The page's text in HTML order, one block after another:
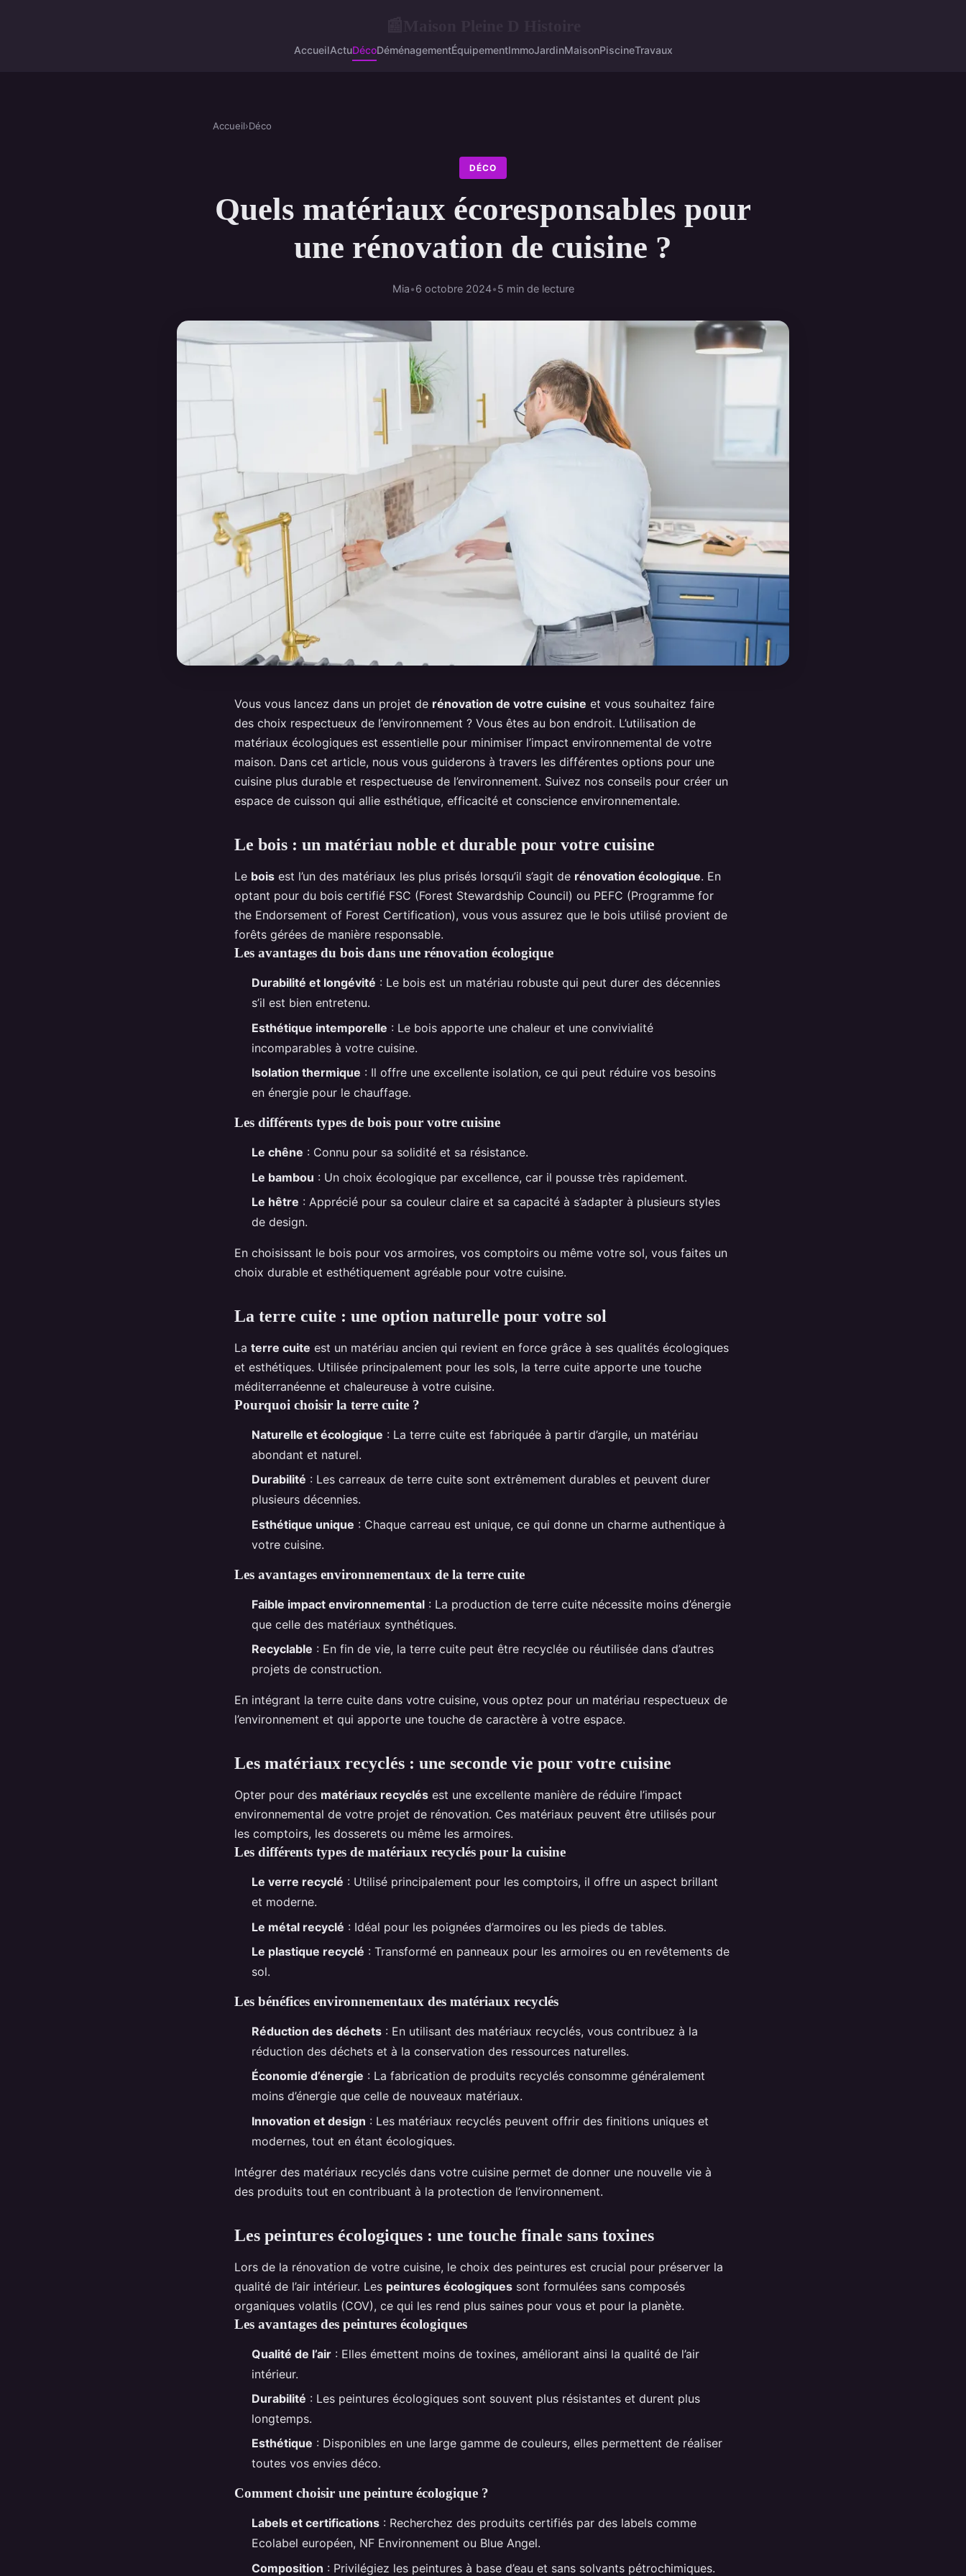
AccueilActuDécoDéménagementÉquipementImmoJardinMaisonPiscineTravaux
Accueil›Déco
DÉCO
Quels matériaux écoresponsables pour
une rénovation de cuisine ?
Mia•6 octobre 2024•5 min de lecture
Vous vous lancez dans un projet de rénovation de votre cuisine et vous souhaitez faire
des choix respectueux de l’environnement ? Vous êtes au bon endroit. L’utilisation de
matériaux écologiques est essentielle pour minimiser l’impact environnemental de votre
maison. Dans cet article, nous vous guiderons à travers les différentes options pour une
cuisine plus durable et respectueuse de l’environnement. Suivez nos conseils pour créer un
espace de cuisson qui allie esthétique, efficacité et conscience environnementale.
Le bois : un matériau noble et durable pour votre cuisine
Le bois est l’un des matériaux les plus prisés lorsqu’il s’agit de rénovation écologique. En
optant pour du bois certifié FSC (Forest Stewardship Council) ou PEFC (Programme for
the Endorsement of Forest Certification), vous vous assurez que le bois utilisé provient de
forêts gérées de manière responsable.
Les avantages du bois dans une rénovation écologique
Durabilité et longévité : Le bois est un matériau robuste qui peut durer des décennies
s’il est bien entretenu.
Esthétique intemporelle : Le bois apporte une chaleur et une convivialité
incomparables à votre cuisine.
Isolation thermique : Il offre une excellente isolation, ce qui peut réduire vos besoins
en énergie pour le chauffage.
Les différents types de bois pour votre cuisine
Le chêne : Connu pour sa solidité et sa résistance.
Le bambou : Un choix écologique par excellence, car il pousse très rapidement.
Le hêtre : Apprécié pour sa couleur claire et sa capacité à s’adapter à plusieurs styles
de design.
En choisissant le bois pour vos armoires, vos comptoirs ou même votre sol, vous faites un
choix durable et esthétiquement agréable pour votre cuisine.
La terre cuite : une option naturelle pour votre sol
La terre cuite est un matériau ancien qui revient en force grâce à ses qualités écologiques
et esthétiques. Utilisée principalement pour les sols, la terre cuite apporte une touche
méditerranéenne et chaleureuse à votre cuisine.
Pourquoi choisir la terre cuite ?
Naturelle et écologique : La terre cuite est fabriquée à partir d’argile, un matériau
abondant et naturel.
Durabilité : Les carreaux de terre cuite sont extrêmement durables et peuvent durer
plusieurs décennies.
Esthétique unique : Chaque carreau est unique, ce qui donne un charme authentique à
votre cuisine.
Les avantages environnementaux de la terre cuite
Faible impact environnemental : La production de terre cuite nécessite moins d’énergie
que celle des matériaux synthétiques.
Recyclable : En fin de vie, la terre cuite peut être recyclée ou réutilisée dans d’autres
projets de construction.
En intégrant la terre cuite dans votre cuisine, vous optez pour un matériau respectueux de
l’environnement et qui apporte une touche de caractère à votre espace.
Les matériaux recyclés : une seconde vie pour votre cuisine
Opter pour des matériaux recyclés est une excellente manière de réduire l’impact
environnemental de votre projet de rénovation. Ces matériaux peuvent être utilisés pour
les comptoirs, les dosserets ou même les armoires.
Les différents types de matériaux recyclés pour la cuisine
Le verre recyclé : Utilisé principalement pour les comptoirs, il offre un aspect brillant
et moderne.
Le métal recyclé : Idéal pour les poignées d’armoires ou les pieds de tables.
Le plastique recyclé : Transformé en panneaux pour les armoires ou en revêtements de
sol.
Les bénéfices environnementaux des matériaux recyclés
Réduction des déchets : En utilisant des matériaux recyclés, vous contribuez à la
réduction des déchets et à la conservation des ressources naturelles.
Économie d’énergie : La fabrication de produits recyclés consomme généralement
moins d’énergie que celle de nouveaux matériaux.
Innovation et design : Les matériaux recyclés peuvent offrir des finitions uniques et
modernes, tout en étant écologiques.
Intégrer des matériaux recyclés dans votre cuisine permet de donner une nouvelle vie à
des produits tout en contribuant à la protection de l’environnement.
Les peintures écologiques : une touche finale sans toxines
Lors de la rénovation de votre cuisine, le choix des peintures est crucial pour préserver la
qualité de l’air intérieur. Les peintures écologiques sont formulées sans composés
organiques volatils (COV), ce qui les rend plus saines pour vous et pour la planète.
Les avantages des peintures écologiques
Qualité de l’air : Elles émettent moins de toxines, améliorant ainsi la qualité de l’air
intérieur.
Durabilité : Les peintures écologiques sont souvent plus résistantes et durent plus
longtemps.
Esthétique : Disponibles en une large gamme de couleurs, elles permettent de réaliser
toutes vos envies déco.
Comment choisir une peinture écologique ?
Labels et certifications : Recherchez des produits certifiés par des labels comme
Ecolabel européen, NF Environnement ou Blue Angel.
Composition : Privilégiez les peintures à base d’eau et sans solvants pétrochimiques.